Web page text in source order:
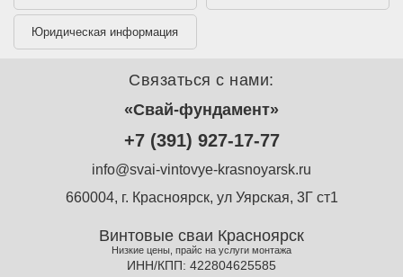
Юридическая информация
Связаться с нами:
«Свай-фундамент»
+7 (391) 927-17-77
info@svai-vintovye-krasnoyarsk.ru
660004, г. Красноярск, ул Уярская, 3Г ст1
Винтовые сваи Красноярск
Низкие цены, прайс на услуги монтажа
ИНН/КПП: 422804625585